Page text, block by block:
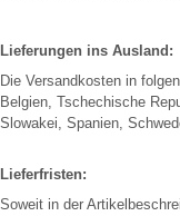
Lieferungen ins Ausland:
Die Versandkosten in
Belgien, Tschechische
Slowakei, Spanien,
Lieferfristen:
Soweit in der